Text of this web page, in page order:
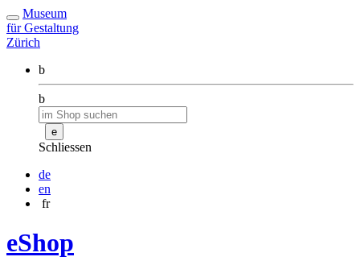
Museum
für Gestaltung
Zürich
b
b
e
Schliessen
de
en
fr
eShop